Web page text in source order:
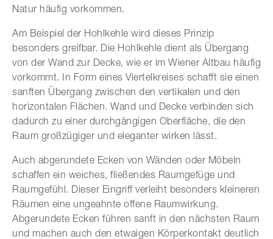
Natur häufig vorkommen.
Am Beispiel der Hohlkehle wird dieses Prinzip
besonders greifbar. Die Hohlkehle dient als Übergang
von der Wand zur Decke, wie er im Wiener Altbau häufig
vorkommt. In Form eines Viertelkreises schafft sie einen
sanften Übergang zwischen den vertikalen und den
horizontalen Flächen. Wand und Decke verbinden sich
dadurch zu einer durchgängigen Oberfläche, die den
Raum großzügiger und eleganter wirken lässt.
Auch abgerundete Ecken von Wänden oder Möbeln
schaffen ein weiches, fließendes Raumgefüge und
Raumgefühl. Dieser Eingriff verleiht besonders kleineren
Räumen eine ungeahnte offene Raumwirkung.
Abgerundete Ecken führen sanft in den nächsten Raum
und machen auch den etwaigen Körperkontakt deutlich